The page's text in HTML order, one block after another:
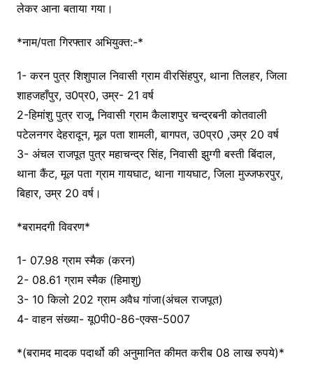
लेकर आना बताया गया।
*नाम/पता गिरफ्तार अभियुक्त:-*
1- करन पुत्र शिशुपाल निवासी ग्राम वीरसिंहपुर, थाना तिलहर, जिला
शाहजहाँपुर, उ0प्र0, उम्र- 21 वर्ष
2-हिमांशु पुत्र राजू, निवासी ग्राम कैलाशपुर चन्द्रबनी कोतवाली
पटेलनगर देहरादून, मूल पता शामली, बागपत, उ0प्र0 ,उम्र 20 वर्ष
3- अंचल राजपूत पुत्र महाचन्द्र सिंह, निवासी झुग्गी बस्ती बिंदाल,
थाना कैंट, मूल पता ग्राम गायघाट, थाना गायघाट, जिला मुज्जफरपुर,
बिहार, उम्र 20 वर्ष।
*बरामदगी विवरण*
1- 07.98 ग्राम स्मैक (करन)
2- 08.61 ग्राम स्मैक (हिमाशु)
3- 10 किलो 202 ग्राम अवैध गांजा(अंचल राजपूत)
4- वाहन संख्या- यू0पी0-86-एक्स-5007
*(बरामद मादक पदार्थो की अनुमानित कीमत करीब 08 लाख रुपये)*